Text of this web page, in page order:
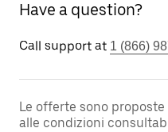
Have a question?
Call support at 1 (866)
Le offerte sono
alle condizioni